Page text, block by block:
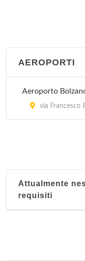
AEROPORTI
Aeroporto
via Francesco
Attualmente
requisiti